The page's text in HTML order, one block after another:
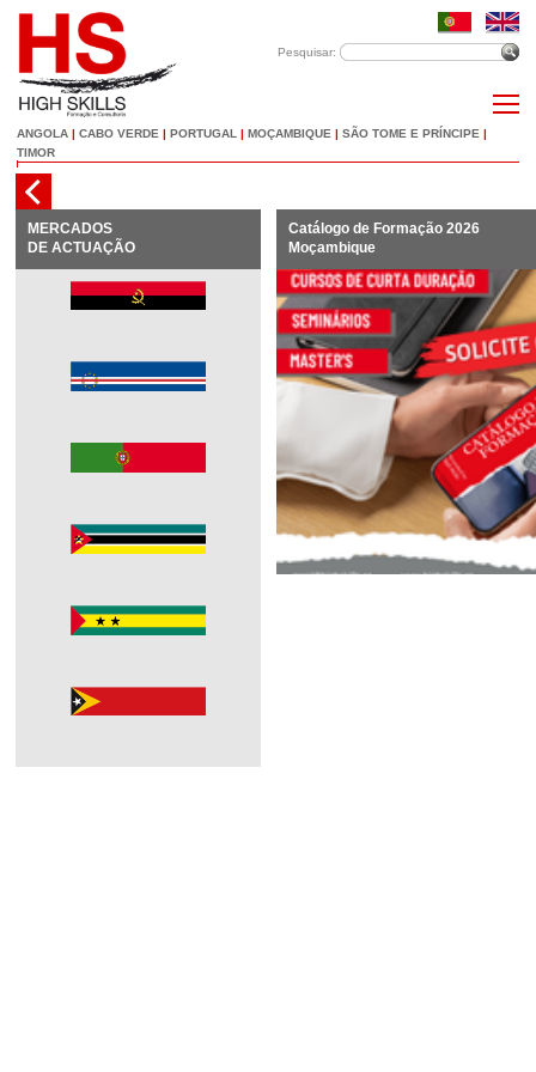
Pesquisar:
ANGOLA | CABO VERDE | PORTUGAL | MOÇAMBIQUE | SÃO TOME E PRÍNCIPE |
TIMOR
MERCADOS
DE ACTUAÇÃO
Catálogo de Formação 2026
Moçambique